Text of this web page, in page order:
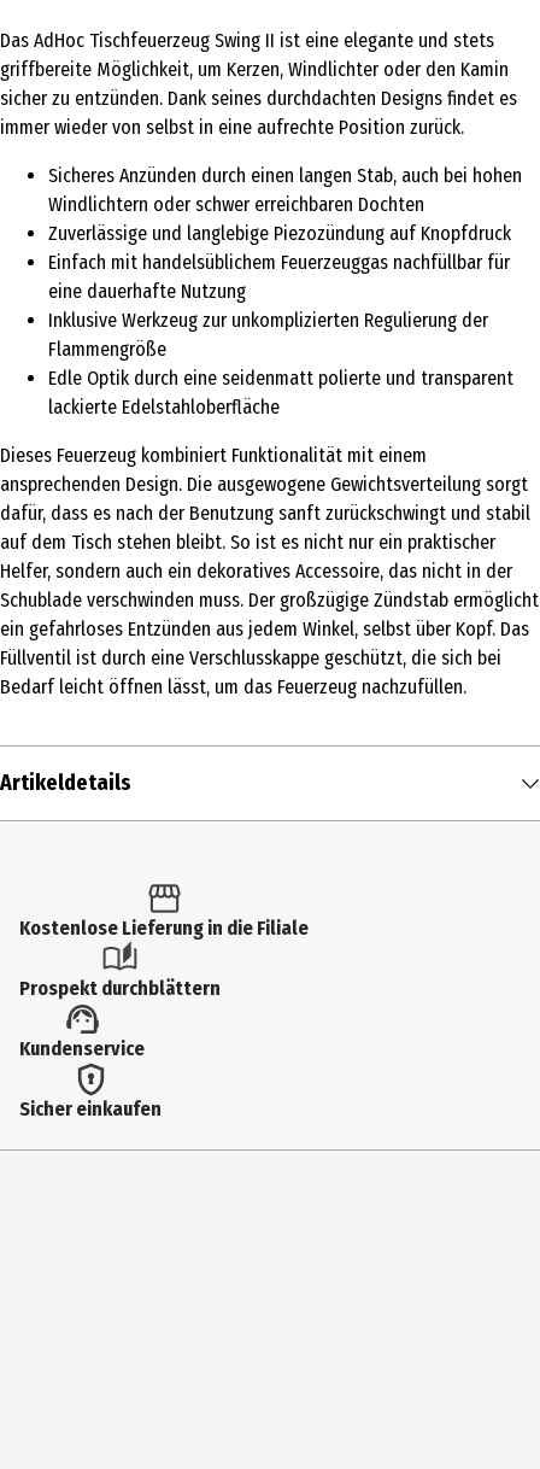
Das AdHoc Tischfeuerzeug Swing II ist eine elegante und stets
griffbereite Möglichkeit, um Kerzen, Windlichter oder den Kamin
sicher zu entzünden. Dank seines durchdachten Designs findet es
immer wieder von selbst in eine aufrechte Position zurück.
Sicheres Anzünden durch einen langen Stab, auch bei hohen
Windlichtern oder schwer erreichbaren Dochten
Zuverlässige und langlebige Piezozündung auf Knopfdruck
Einfach mit handelsüblichem Feuerzeuggas nachfüllbar für
eine dauerhafte Nutzung
Inklusive Werkzeug zur unkomplizierten Regulierung der
Flammengröße
Edle Optik durch eine seidenmatt polierte und transparent
lackierte Edelstahloberfläche
Dieses Feuerzeug kombiniert Funktionalität mit einem
ansprechenden Design. Die ausgewogene Gewichtsverteilung sorgt
dafür, dass es nach der Benutzung sanft zurückschwingt und stabil
auf dem Tisch stehen bleibt. So ist es nicht nur ein praktischer
Helfer, sondern auch ein dekoratives Accessoire, das nicht in der
Schublade verschwinden muss. Der großzügige Zündstab ermöglicht
ein gefahrloses Entzünden aus jedem Winkel, selbst über Kopf. Das
Füllventil ist durch eine Verschlusskappe geschützt, die sich bei
Bedarf leicht öffnen lässt, um das Feuerzeug nachzufüllen.
Artikeldetails
Produkttyp
Outdoorzubehör
Durchmesser
6 cm
Kostenlose Lieferung in die Filiale
Prospekt durchblättern
Kundenservice
Sicher einkaufen